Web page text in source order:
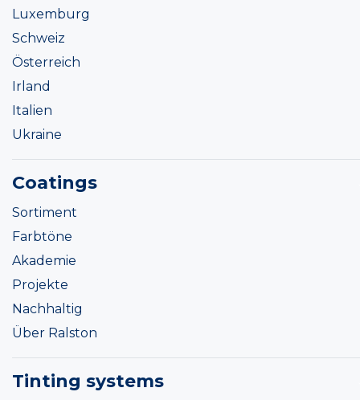
Luxemburg
Schweiz
Österreich
Irland
Italien
Ukraine
Coatings
Sortiment
Farbtöne
Akademie
Projekte
Nachhaltig
Über Ralston
Tinting systems